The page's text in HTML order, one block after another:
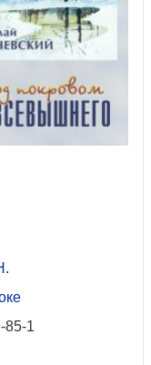
85-1